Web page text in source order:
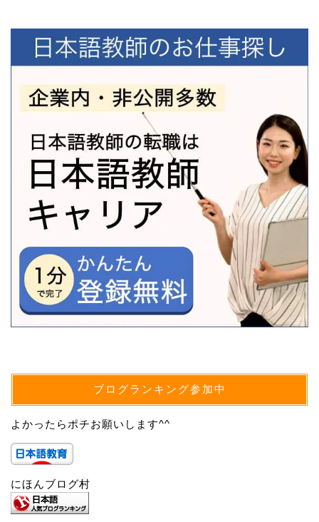
ブログランキング参加中
よかったらポチお願いします^^
にほんブログ村